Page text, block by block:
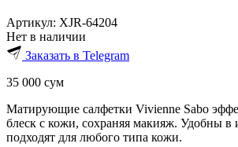
Артикул: XJR-64204
Нет в наличии
Заказать в Telegram
35 000 сум
Матирующие салфетки Vivienne Sabo
блеск с кожи, сохраняя макияж. Удобны в
подходят для любого типа кожи.